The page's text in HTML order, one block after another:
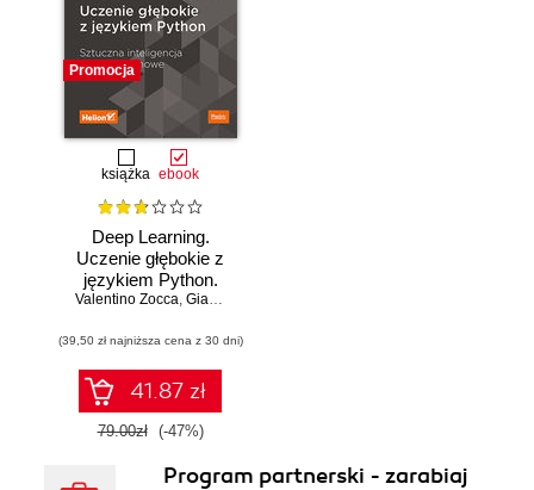
Promocja
książka ebook
Deep Learning.
Uczenie głębokie z
językiem Python.
Sztuczna
neuronowe
Valentino Zocca, Gianmario Spacagna
(39,50 zł najniższa cena z 30 dni)
41.87 zł
79.00zł (-47%)
Program partnerski - zarabiaj